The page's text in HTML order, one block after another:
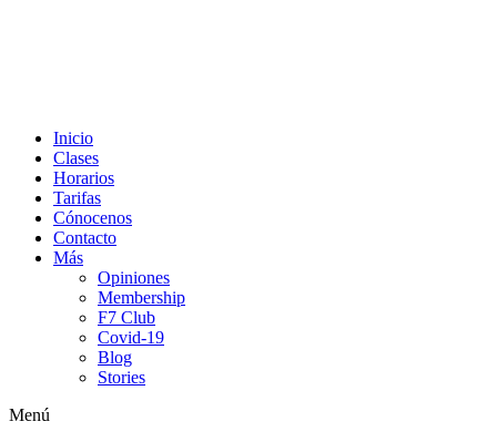
Inicio
Clases
Horarios
Tarifas
Cónocenos
Contacto
Más
Opiniones
Membership
F7 Club
Covid-19
Blog
Stories
Menú